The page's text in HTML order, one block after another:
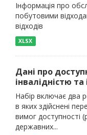
Інформація про
побутовими
відходів
XLSX
Дані про
інвалідністю
Набір включає два
в яких здійснені
вимог доступності
державних...